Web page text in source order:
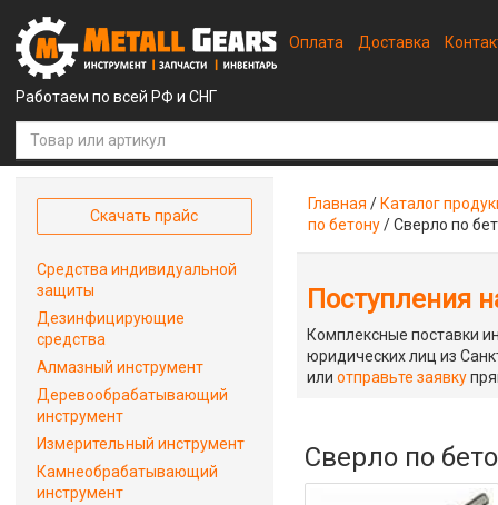
Работаем по всей РФ и СНГ
Оплата Доставка
Главная / Каталог
по бетону/Сверло по
Поступления
Комплексные поставки
юридических лиц из
илиотправьте заявку
Сверло по
Скачать прайс
Средства индивидуальной
защиты
Дезинфицирующие
средства
Алмазный инструмент
Деревообрабатывающий
инструмент
Измерительный инструмент
Камнеобрабатывающий
инструмент